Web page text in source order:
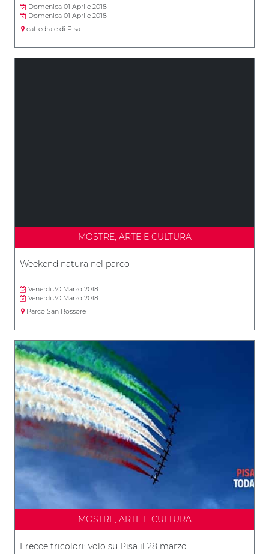
Domenica 01 Aprile 2018
Domenica 01 Aprile 2018
cattedrale di Pisa
MOSTRE, ARTE E CULTURA
Weekend natura nel parco
Venerdì 30 Marzo 2018
Venerdì 30 Marzo 2018
Parco San Rossore
MOSTRE, ARTE E CULTURA
Frecce tricolori: volo su Pisa il 28 marzo